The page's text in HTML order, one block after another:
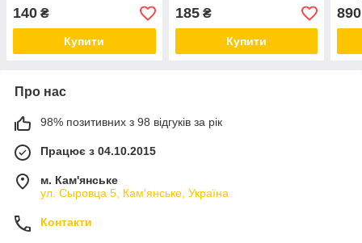
140 ₴
Купити
185₴
Купити
890
Про нас
98% позитивних з 98 відгуків за рік
Працює з 04.10.2015
м. Кам'янське
ул. Сыровца 5, Кам'янське, Україна
Контакти